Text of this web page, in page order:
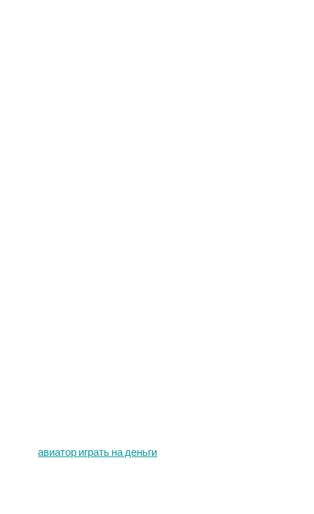
авиатор играть на деньги